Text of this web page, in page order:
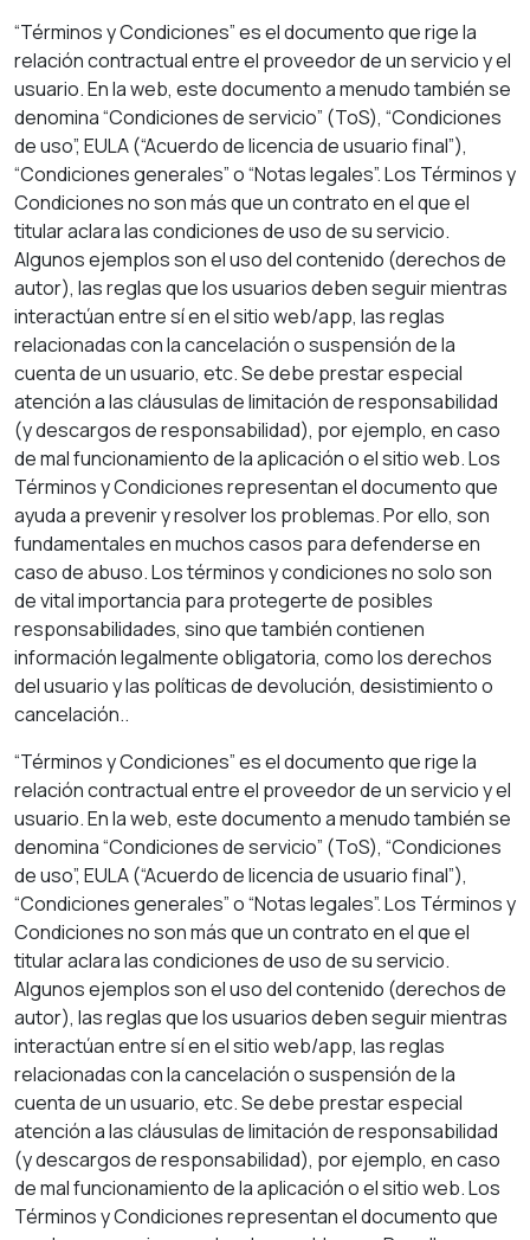
“Términos y Condiciones” es el documento que rige la
relación contractual entre el proveedor de un servicio y el
usuario. En la web, este documento a menudo también se
denomina “Condiciones de servicio” (ToS), “Condiciones
de uso”, EULA (“Acuerdo de licencia de usuario final”),
“Condiciones generales” o “Notas legales”. Los Términos y
Condiciones no son más que un contrato en el que el
titular aclara las condiciones de uso de su servicio.
Algunos ejemplos son el uso del contenido (derechos de
autor), las reglas que los usuarios deben seguir mientras
interactúan entre sí en el sitio web/app, las reglas
relacionadas con la cancelación o suspensión de la
cuenta de un usuario, etc. Se debe prestar especial
atención a las cláusulas de limitación de responsabilidad
(y descargos de responsabilidad), por ejemplo, en caso
de mal funcionamiento de la aplicación o el sitio web. Los
Términos y Condiciones representan el documento que
ayuda a prevenir y resolver los problemas. Por ello, son
fundamentales en muchos casos para defenderse en
caso de abuso. Los términos y condiciones no solo son
de vital importancia para protegerte de posibles
responsabilidades, sino que también contienen
información legalmente obligatoria, como los derechos
del usuario y las políticas de devolución, desistimiento o
cancelación..
“Términos y Condiciones” es el documento que rige la
relación contractual entre el proveedor de un servicio y el
usuario. En la web, este documento a menudo también se
denomina “Condiciones de servicio” (ToS), “Condiciones
de uso”, EULA (“Acuerdo de licencia de usuario final”),
“Condiciones generales” o “Notas legales”. Los Términos y
Condiciones no son más que un contrato en el que el
titular aclara las condiciones de uso de su servicio.
Algunos ejemplos son el uso del contenido (derechos de
autor), las reglas que los usuarios deben seguir mientras
interactúan entre sí en el sitio web/app, las reglas
relacionadas con la cancelación o suspensión de la
cuenta de un usuario, etc. Se debe prestar especial
atención a las cláusulas de limitación de responsabilidad
(y descargos de responsabilidad), por ejemplo, en caso
de mal funcionamiento de la aplicación o el sitio web. Los
Términos y Condiciones representan el documento que